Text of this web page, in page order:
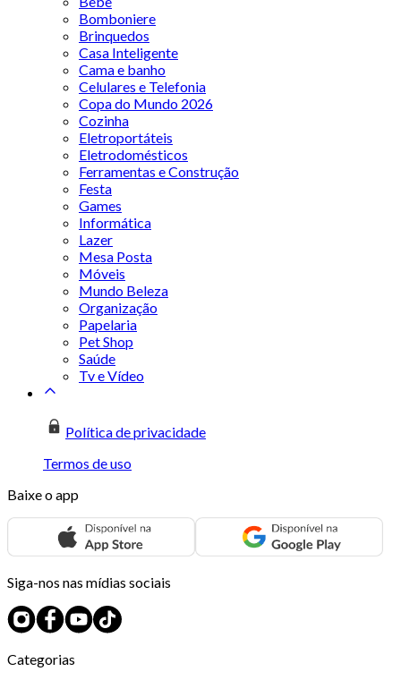
Bomboniere
Brinquedos
Casa Inteligente
Cama e banho
Celulares e Telefonia
Copa do Mundo 2026
Cozinha
Eletroportáteis
Eletrodomésticos
Ferramentas e Construção
Festa
Games
Informática
Lazer
Mesa Posta
Móveis
Mundo Beleza
Organização
Papelaria
Pet Shop
Saúde
Tv e Vídeo
Política de privacidade
Termos de uso
Baixe o app
Siga-nos nas mídias sociais
Categorias